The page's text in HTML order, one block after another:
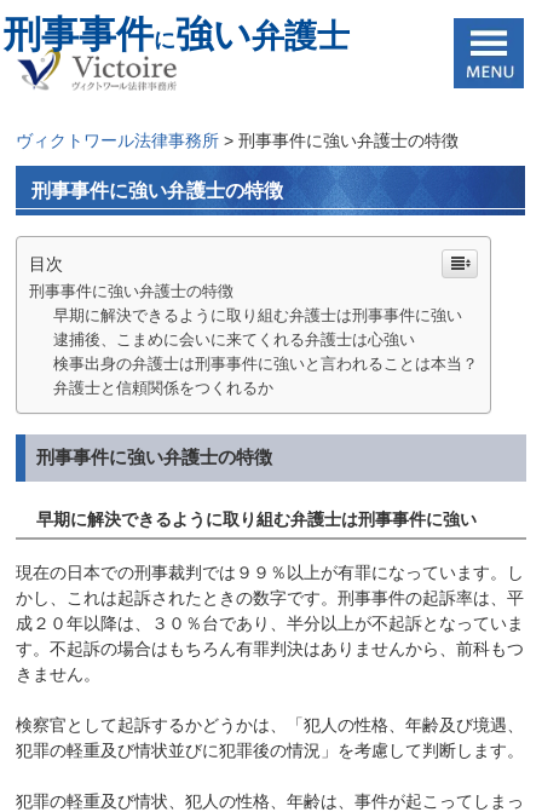
刑事事件に強い弁護士
ヴィクトワール法律事務所 >刑事事件に強い弁護士の特徴
刑事事件に強い弁護士の特徴
目次
刑事事件に強い弁護士の特徴
早期に解決できるように取り組む弁護士は刑事事件に強い
逮捕後、こまめに会いに来てくれる弁護士は心強い
検事出身の弁護士は刑事事件に強いと言われることは本当？
弁護士と信頼関係をつくれるか
刑事事件に強い弁護士の特徴
早期に解決できるように取り組む弁護士は刑事事件に強い
現在の日本での刑事裁判では９９％以上が有罪になっています。し
かし、これは起訴されたときの数字です。刑事事件の起訴率は、平
成２０年以降は、３０％台であり、半分以上が不起訴となっていま
す。不起訴の場合はもちろん有罪判決はありませんから、前科もつ
きません。
検察官として起訴するかどうかは、「犯人の性格、年齢及び境遇、
犯罪の軽重及び情状並びに犯罪後の情況」を考慮して判断します。
犯罪の軽重及び情状、犯人の性格、年齢は、事件が起こってしまっ